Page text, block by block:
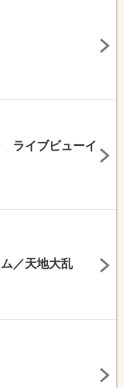
ライブビューイ
／天地大乱